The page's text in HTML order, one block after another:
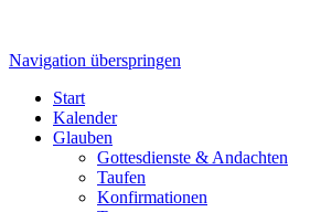
Navigation überspringen
Start
Kalender
Glauben
Gottesdienste & Andachten
Taufen
Konfirmationen